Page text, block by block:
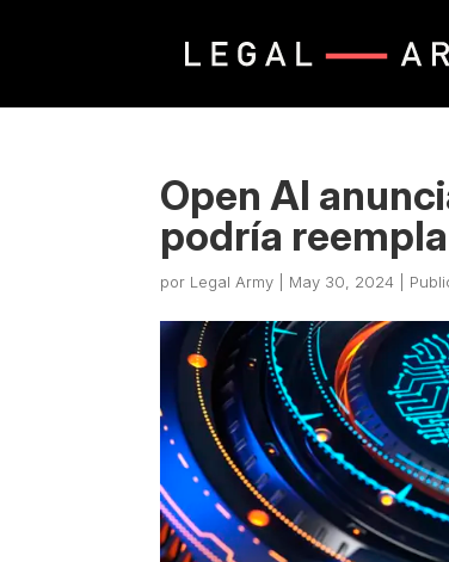
Open AI
podría
por Legal Army May 30, 2024